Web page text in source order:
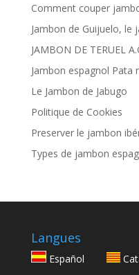
Comment couper
Jambon de Guijuelo, le
JAMBON DE TERUEL
Jambon espagnol Pata
Le Jambon de Jabugo
Politique de Cookies
Preserver le jambon
Types de jambon
Langues
Español